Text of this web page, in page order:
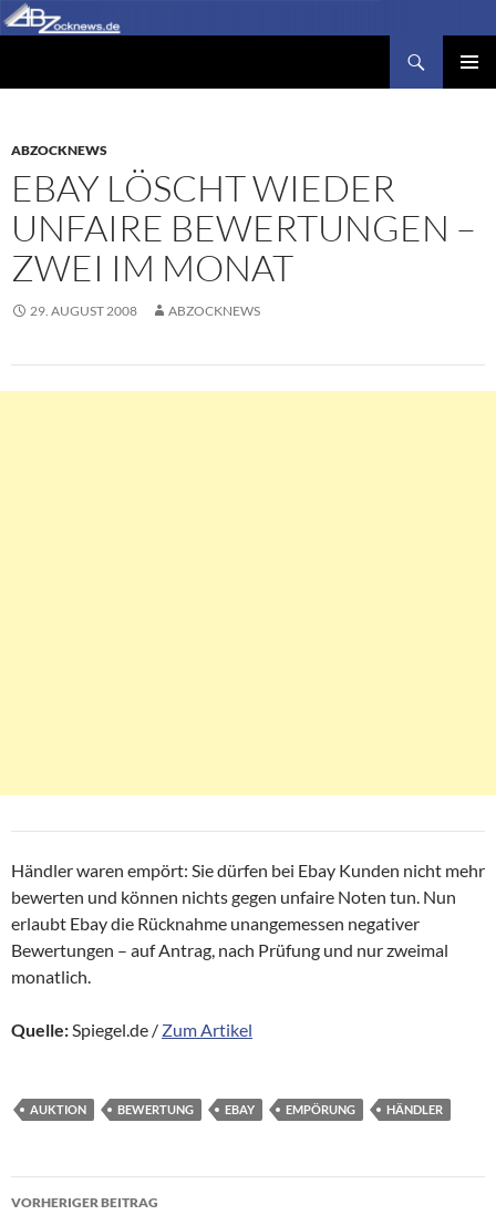
Zum
Inhalt
ABZOCKNEWS
EBAY LÖSCHT WIEDER
UNFAIRE BEWERTUNGEN –
ZWEI IM MONAT
29. AUGUST 2008 ABZOCKNEWS
Händler waren empört: Sie dürfen bei Ebay Kunden nicht mehr
bewerten und können nichts gegen unfaire Noten tun. Nun
erlaubt Ebay die Rücknahme unangemessen negativer
Bewertungen – auf Antrag, nach Prüfung und nur zweimal
monatlich.
Quelle:Spiegel.de / Zum Artikel
AUKTION BEWERTUNG EBAY EMPÖRUNG HÄNDLER
Beitragsnavigation
VORHERIGER BEITRAG